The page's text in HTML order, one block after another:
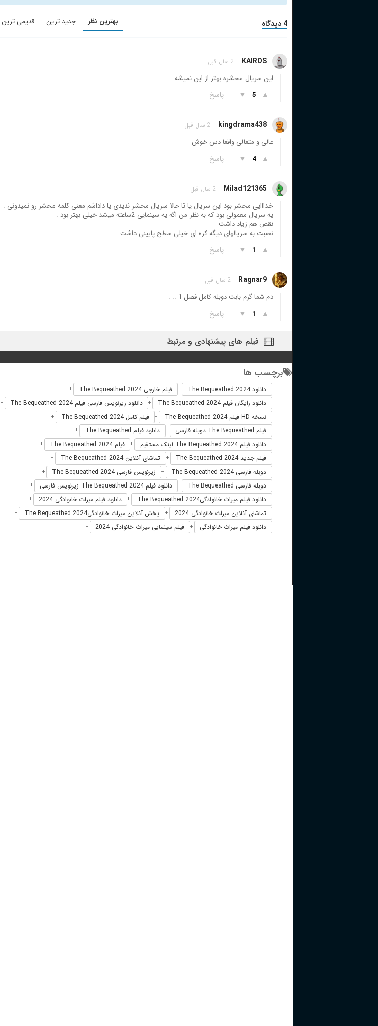
4 دیدگاه بهترین نظر جدید ترین قدیمی ترین
KAIROS 2 سال قبل
این سریال محشره بهتر از این نمیشه
▲
5
▼ پاسخ
kingdrama438 2 سال قبل
عالی و متعالی واقعا دس خوش
▲
4
▼ پاسخ
Milad121365 2 سال قبل
خدااایی محشر بود این سریال یا تا حالا سریال محشر ندیدی یا داداشم معنی کلمه محشر رو نمیدونی .
یه سریال معمولی بود که به نظر من اگه یه سینمایی 2ساعته میشد خیلی بهتر بود .
نقص هم زیاد داشت
نصبت به سریالهای دیگه کره ای خیلی سطح پایینی داشت
▲
1
▼ پاسخ
Ragnar9 2 سال قبل
دم شما گرم بابت دوبله کامل فصل 1 .. .
▲
1
▼ پاسخ
فیلم های پیشنهادی و مرتبط
برچسب ها
دانلود The Bequeathed 2024 + فیلم خارجی The Bequeathed 2024 +
دانلود رایگان فیلم The Bequeathed 2024 + دانلود زیرنویس فارسی فیلم The Bequeathed 2024 +
نسخه HD فیلم The Bequeathed 2024 + فیلم کامل The Bequeathed 2024 +
فیلم The Bequeathed دوبله فارسی + دانلود فیلم The Bequeathed +
دانلود فیلم The Bequeathed 2024 لینک مستقیم + فیلم The Bequeathed 2024 +
فیلم جدید The Bequeathed 2024 + تماشای آنلاین The Bequeathed 2024 +
دوبله فارسی The Bequeathed 2024 + زیرنویس فارسی The Bequeathed 2024 +
دوبله فارسی The Bequeathed + دانلود فیلم The Bequeathed 2024 زیرنویس فارسی +
دانلود فیلم میراث خانوادگیThe Bequeathed 2024 + دانلود فیلم میراث خانوادگی 2024 +
تماشای آنلاین میراث خانوادگی 2024 + پخش آنلاین میراث خانوادگیThe Bequeathed 2024 +
دانلود فیلم میراث خانوادگی + فیلم سینمایی میراث خانوادگی 2024 +